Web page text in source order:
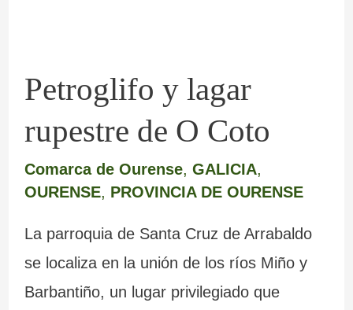
Petroglifo y lagar
rupestre de O Coto
Comarca de Ourense, GALICIA,
OURENSE, PROVINCIA DE OURENSE
La parroquia de Santa Cruz de Arrabaldo
se localiza en la unión de los ríos Miño y
Barbantiño, un lugar privilegiado que